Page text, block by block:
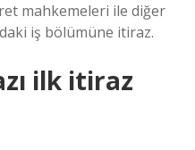
mahkemeleri ile diğer
iş bölümüne itiraz.
ilk itiraz